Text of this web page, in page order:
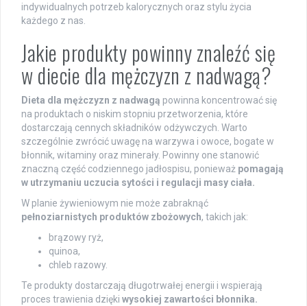
indywidualnych potrzeb kalorycznych oraz stylu życia
każdego z nas.
Jakie produkty powinny znaleźć się
w diecie dla mężczyzn z nadwagą?
Dieta dla mężczyzn z nadwagą powinna koncentrować się
na produktach o niskim stopniu przetworzenia, które
dostarczają cennych składników odżywczych. Warto
szczególnie zwrócić uwagę na warzywa i owoce, bogate w
błonnik, witaminy oraz minerały. Powinny one stanowić
znaczną część codziennego jadłospisu, ponieważ pomagają
w utrzymaniu uczucia sytości i regulacji masy ciała.
W planie żywieniowym nie może zabraknąć
pełnoziarnistych produktów zbożowych, takich jak:
brązowy ryż,
quinoa,
chleb razowy.
Te produkty dostarczają długotrwałej energii i wspierają
proces trawienia dzięki wysokiej zawartości błonnika.